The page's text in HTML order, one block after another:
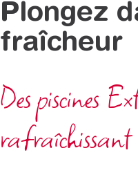
Plongez
fraîcheur
Des piscines
rafraîchissant